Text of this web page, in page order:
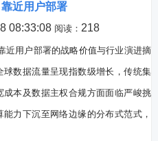
近用户部署
08:33:08 阅读： 218
近用户部署的战略价值与行业演进摘
数据流量呈现指数级增长，传统集
本及数据主权合规方面面临严峻挑
力下沉至网络边缘的分布式范式，